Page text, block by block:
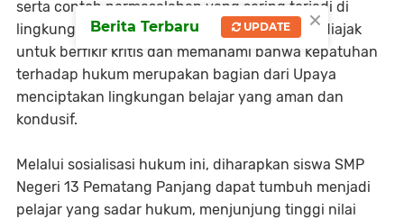
serta contoh permasalahan yang sering terjadi di
lingkungan sekolah. Melalui diskusi ini, siswa diajak
untuk berfikir kritis dan memahami bahwa kepatuhan
terhadap hukum merupakan bagian dari Upaya
menciptakan lingkungan belajar yang aman dan
kondusif.
Melalui sosialisasi hukum ini, diharapkan siswa SMP
Negeri 13 Pematang Panjang dapat tumbuh menjadi
pelajar yang sadar hukum, menjunjung tinggi nilai
×
Berita Terbaru UPDATE